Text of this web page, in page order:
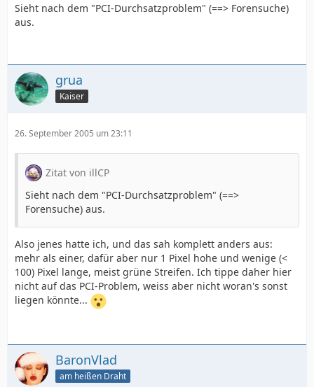
Sieht nach dem "PCI-Durchsatzproblem" (==> Forensuche)
aus.
grua
Kaiser
26. September 2005 um 23:11
Zitat von illCP
Sieht nach dem "PCI-Durchsatzproblem" (==>
Forensuche) aus.
Also jenes hatte ich, und das sah komplett anders aus:
mehr als einer, dafür aber nur 1 Pixel hohe und wenige (<
100) Pixel lange, meist grüne Streifen. Ich tippe daher hier
nicht auf das PCI-Problem, weiss aber nicht woran's sonst
liegen könnte...
BaronVlad
am heißen Draht